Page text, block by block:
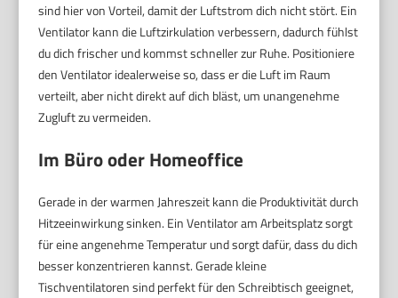
sind hier von Vorteil, damit der Luftstrom dich nicht stört. Ein
Ventilator kann die Luftzirkulation verbessern, dadurch fühlst
du dich frischer und kommst schneller zur Ruhe. Positioniere
den Ventilator idealerweise so, dass er die Luft im Raum
verteilt, aber nicht direkt auf dich bläst, um unangenehme
Zugluft zu vermeiden.
Im Büro oder Homeoffice
Gerade in der warmen Jahreszeit kann die Produktivität durch
Hitzeeinwirkung sinken. Ein Ventilator am Arbeitsplatz sorgt
für eine angenehme Temperatur und sorgt dafür, dass du dich
besser konzentrieren kannst. Gerade kleine
Tischventilatoren sind perfekt für den Schreibtisch geeignet,